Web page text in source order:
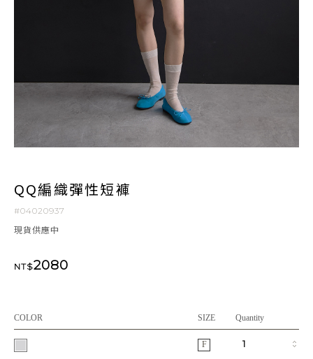
QQ編織彈性短褲
#04020937
現貨供應中
NT$2080
COLOR SIZE Quantity
F